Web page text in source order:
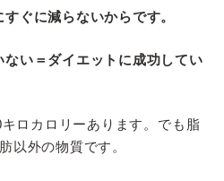
ぐに減らないからです。
ない＝ダイエットに成功してい
ロカロリーあります。でも脂
以外の物質です。